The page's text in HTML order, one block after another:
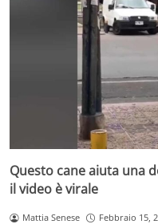
Questo cane aiuta una
il video è virale
Mattia Senese Febbraio 15,